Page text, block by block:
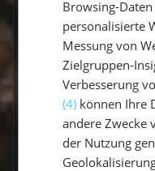
An Bord
45 Questions
Vorbereitung
11 Questions
Browsing-
personalisierte
Messung von
Zielgruppen-
Verbesserung
(4) können Ihre
andere Zwecke
der Nutzung